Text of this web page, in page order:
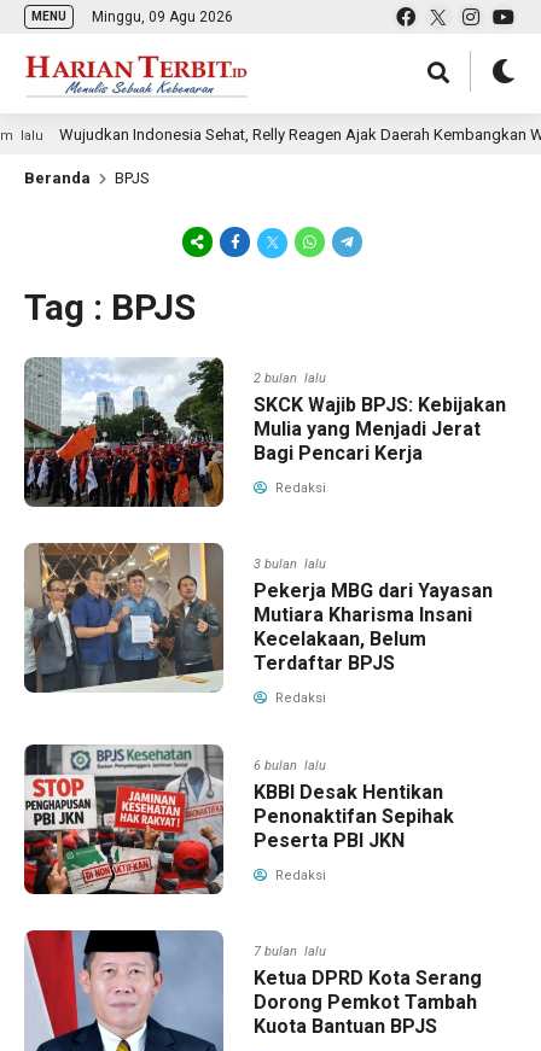
MENU Minggu, 09 Agu 2026
lalu Wujudkan Indonesia Sehat, Relly Reagen Ajak Daerah Kembangkan
Beranda BPJS
Tag : BPJS
2 bulan lalu
SKCK Wajib BPJS: Kebijakan
Mulia yang Menjadi Jerat
Bagi Pencari Kerja
Redaksi
3 bulan lalu
Pekerja MBG dari Yayasan
Mutiara Kharisma Insani
Kecelakaan, Belum
Terdaftar BPJS
Redaksi
6 bulan lalu
KBBI Desak Hentikan
Penonaktifan Sepihak
Peserta PBI JKN
Redaksi
7 bulan lalu
Ketua DPRD Kota Serang
Dorong Pemkot Tambah
Kuota Bantuan BPJS